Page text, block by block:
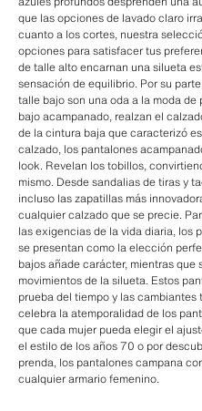
que las opciones de lavado claro
cuanto a los cortes, nuestra
opciones para satisfacer tus
de talle alto encarnan una silueta
sensación de equilibrio. Por su
talle bajo son una oda a la moda
bajo acampanado, realzan el
de la cintura baja que caracterizó
calzado, los pantalones
look. Revelan los tobillos,
mismo. Desde sandalias de tiras y
incluso las zapatillas más
cualquier calzado que se precie.
las exigencias de la vida diaria, los
se presentan como la elección
bajos añade carácter, mientras que
movimientos de la silueta. Estos
prueba del tiempo y las
celebra la atemporalidad de los
que cada mujer pueda elegir el
el estilo de los años 70 o por
prenda, los pantalones campana
cualquier armario femenino.